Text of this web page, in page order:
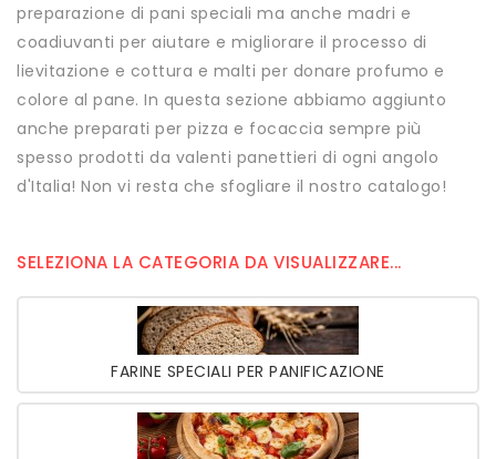
preparazione di pani speciali ma anche madri e
coadiuvanti per aiutare e migliorare il processo di
lievitazione e cottura e malti per donare profumo e
colore al pane. In questa sezione abbiamo aggiunto
anche preparati per pizza e focaccia sempre più
spesso prodotti da valenti panettieri di ogni angolo
d'Italia! Non vi resta che sfogliare il nostro catalogo!
SELEZIONA LA CATEGORIA DA VISUALIZZARE...
FARINE SPECIALI PER PANIFICAZIONE